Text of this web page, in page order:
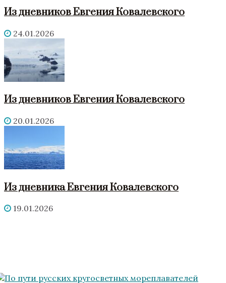
Из дневников Евгения Ковалевского
24.01.2026
Из дневников Евгения Ковалевского
20.01.2026
Из дневника Евгения Ковалевского
19.01.2026